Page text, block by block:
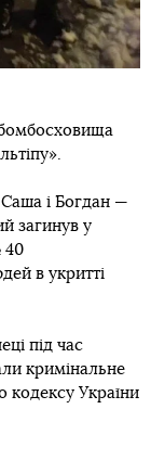
Саша і Богдан —
загинув у
40
в укритті
під час
кримінальне
кодексу України